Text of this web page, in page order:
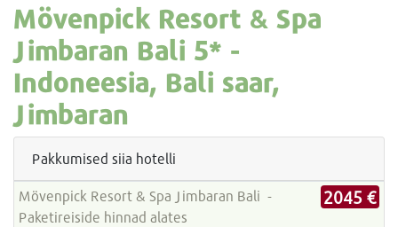
Mövenpick Resort & Spa
Jimbaran Bali 5* -
Indoneesia, Bali saar,
Jimbaran
Pakkumised siia hotelli
Mövenpick Resort & Spa Jimbaran Bali -
Paketireiside hinnad alates
2045 €